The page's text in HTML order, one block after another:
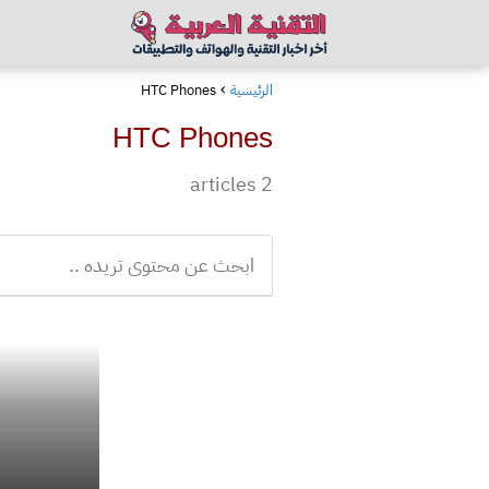
الرئيسية HTC Phones
HTC Phones
2 articles